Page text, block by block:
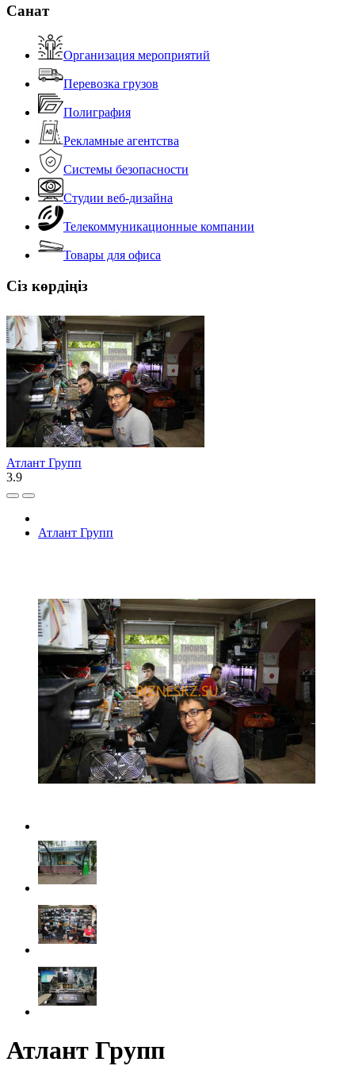
Санат
Организация мероприятий
Перевозка грузов
Полиграфия
Рекламные агентства
Системы безопасности
Студии веб-дизайна
Телекоммуникационные компании
Товары для офиса
Сіз көрдіңіз
Атлант Групп
3.9
Атлант Групп
Атлант Групп